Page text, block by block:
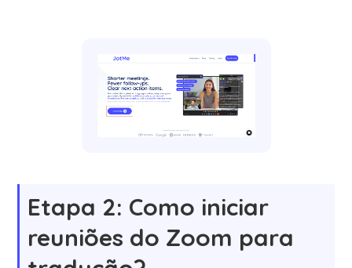
Etapa 2: Como iniciar
reuniões do Zoom para